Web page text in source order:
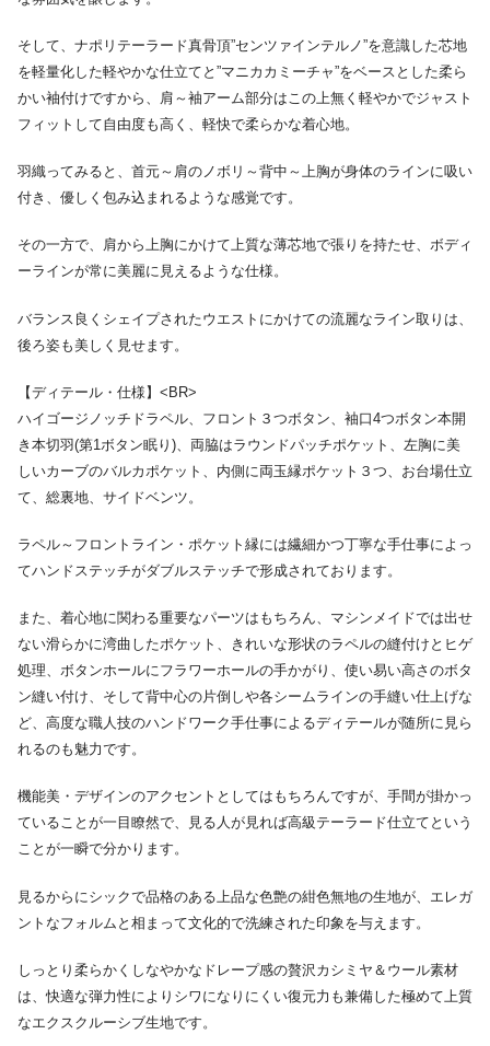
そして、ナポリテーラード真骨頂”センツァインテルノ”を意識した芯地
を軽量化した軽やかな仕立てと”マニカカミーチャ”をベースとした柔ら
かい袖付けですから、肩～袖アーム部分はこの上無く軽やかでジャスト
フィットして自由度も高く、軽快で柔らかな着心地。
羽織ってみると、首元～肩のノボリ～背中～上胸が身体のラインに吸い
付き、優しく包み込まれるような感覚です。
その一方で、肩から上胸にかけて上質な薄芯地で張りを持たせ、ボディ
ーラインが常に美麗に見えるような仕様。
バランス良くシェイプされたウエストにかけての流麗なライン取りは、
後ろ姿も美しく見せます。
【ディテール・仕様】<BR>
ハイゴージノッチドラペル、フロント３つボタン、袖口4つボタン本開
き本切羽(第1ボタン眠り)、両脇はラウンドパッチポケット、左胸に美
しいカーブのバルカポケット、内側に両玉縁ポケット３つ、お台場仕立
て、総裏地、サイドベンツ。
ラペル～フロントライン・ポケット縁には繊細かつ丁寧な手仕事によっ
てハンドステッチがダブルステッチで形成されております。
また、着心地に関わる重要なパーツはもちろん、マシンメイドでは出せ
ない滑らかに湾曲したポケット、きれいな形状のラペルの縫付けとヒゲ
処理、ボタンホールにフラワーホールの手かがり、使い易い高さのボタ
ン縫い付け、そして背中心の片倒しや各シームラインの手縫い仕上げな
ど、高度な職人技のハンドワーク手仕事によるディテールが随所に見ら
れるのも魅力です。
機能美・デザインのアクセントとしてはもちろんですが、手間が掛かっ
ていることが一目瞭然で、見る人が見れば高級テーラード仕立てという
ことが一瞬で分かります。
見るからにシックで品格のある上品な色艶の紺色無地の生地が、エレガ
ントなフォルムと相まって文化的で洗練された印象を与えます。
しっとり柔らかくしなやかなドレープ感の贅沢カシミヤ＆ウール素材
は、快適な弾力性によりシワになりにくい復元力も兼備した極めて上質
なエクスクルーシブ生地です。